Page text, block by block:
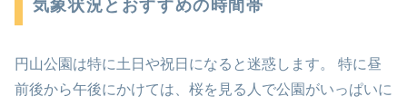
気象状況とおすすめの時間帯
円山公園は特に土日や祝日になると迷惑します。 特に昼
前後から午後にかけては、桜を見る人で公園がいっぱいに